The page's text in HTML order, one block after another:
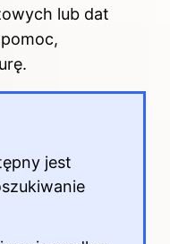
lub dat
jest